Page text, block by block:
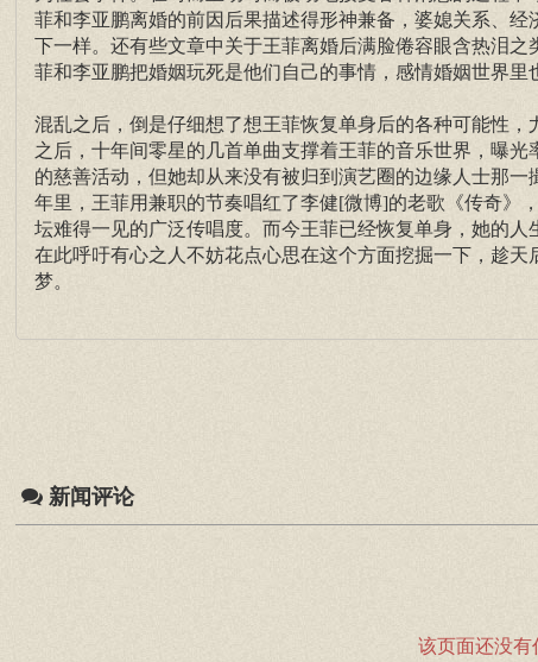
菲和李亚鹏离婚的前因后果描述得形神兼备，婆媳关系、
下一样。还有些文章中关于王菲离婚后满脸倦容眼含热泪
菲和李亚鹏把婚姻玩死是他们自己的事情，感情婚姻世界
混乱之后，倒是仔细想了想王菲恢复单身后的各种可能性，
之后，十年间零星的几首单曲支撑着王菲的音乐世界，曝
的慈善活动，但她却从来没有被归到演艺圈的边缘人士那
年里，王菲用兼职的节奏唱红了李健[微博]的老歌《传奇》
坛难得一见的广泛传唱度。而今王菲已经恢复单身，她的
在此呼吁有心之人不妨花点心思在这个方面挖掘一下，趁
梦。
新闻评论
该页面还没有